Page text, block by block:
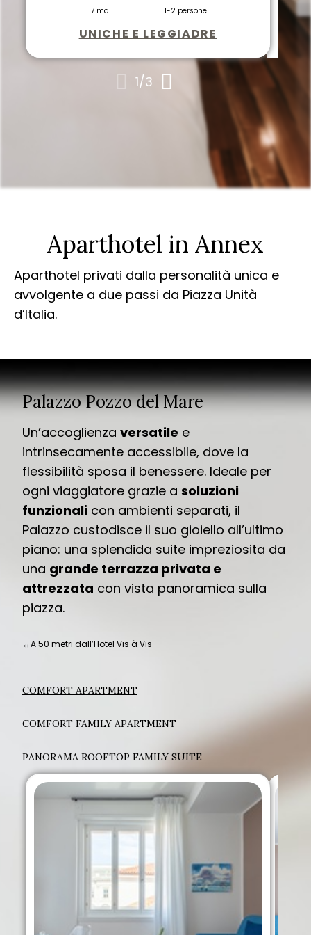
17 mq 1-2 persone
UNICHE E LEGGIADRE
1/3
Aparthotel in Annex
Aparthotel privati dalla personalità unica e
avvolgente a due passi da Piazza Unità
d’Italia.
Palazzo Pozzo del Mare
Un’accoglienza versatile e
intrinsecamente accessibile, dove la
flessibilità sposa il benessere. Ideale per
ogni viaggiatore grazie a soluzioni
funzionali con ambienti separati, il
Palazzo custodisce il suo gioiello all’ultimo
piano: una splendida suite impreziosita da
una grande terrazza privata e
attrezzata con vista panoramica sulla
piazza.
↔A 50 metri dall’Hotel Vis à Vis
COMFORT APARTMENT
COMFORT FAMILY APARTMENT
PANORAMA ROOFTOP FAMILY SUITE